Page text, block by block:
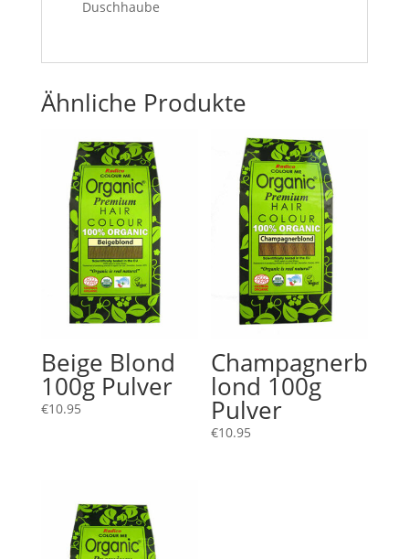
Duschhaube
Ähnliche Produkte
Beige Blond
100g Pulver
€10.95
Champagnerb
lond 100g
Pulver
€10.95